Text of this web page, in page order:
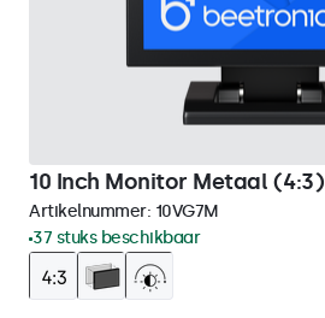
10 Inch Monitor Metaal (4:3)
Artikelnummer: 10VG7M
37 stuks beschikbaar